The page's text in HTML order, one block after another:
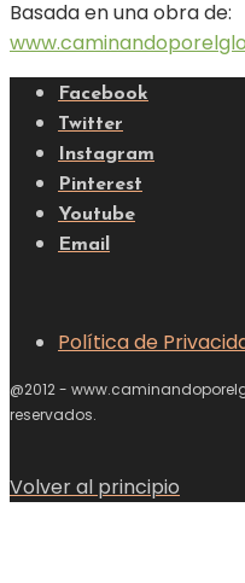
Instagram
Pinterest
Email
Política de
@2012 -
Volver al principio